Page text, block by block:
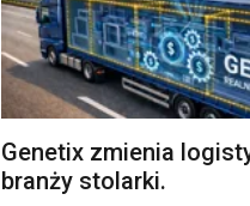
Genetix zmienia
branży stolarki.